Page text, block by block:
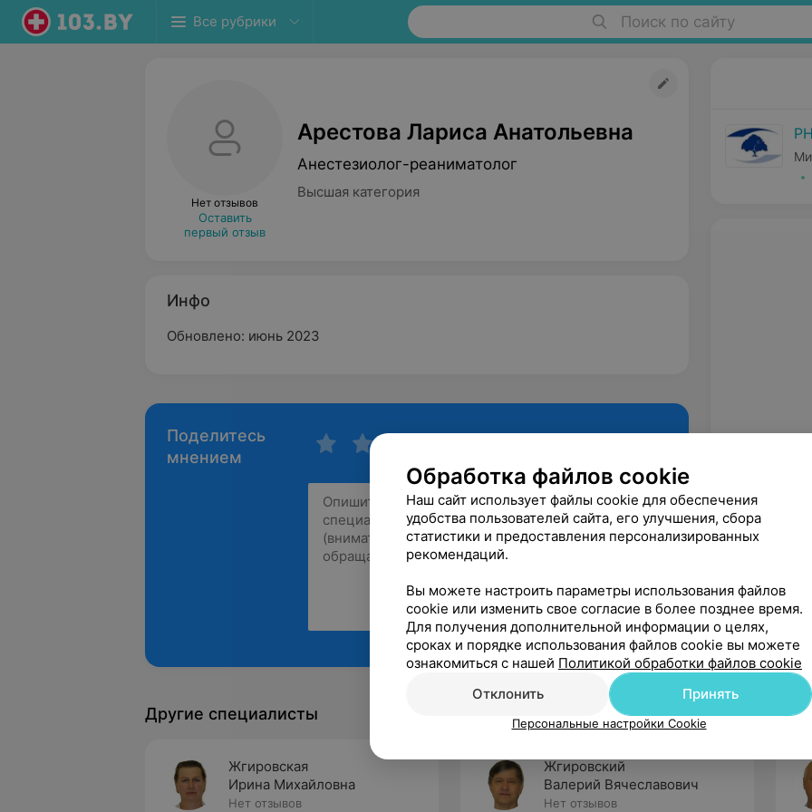
Все рубрики Поиск по сайту
Нет отзывов
Оставить
первый отзыв
Арестова Лариса Анатольевна
Анестезиолог-реаниматолог
Высшая категория
Инфо
Обновлено: июнь 2023
Поделитесь
мнением
Рекомендую
Другие специалисты
Жгировская
Ирина Михайловна
Нет отзывов
Жгировский
Валерий Вячеславович
Нет отзывов
Обработка файлов cookie
Наш сайт использует файлы cookie для обеспечения
удобства пользователей сайта, его улучшения, сбора
статистики и предоставления персонализированных
рекомендаций.
Вы можете настроить параметры использования файлов
cookie или изменить свое согласие в более позднее время.
Для получения дополнительной информации о целях,
сроках и порядке использования файлов cookie вы можете
ознакомиться с нашей Политикой обработки файлов cookie
Отклонить
Принять
Персональные настройки Cookie